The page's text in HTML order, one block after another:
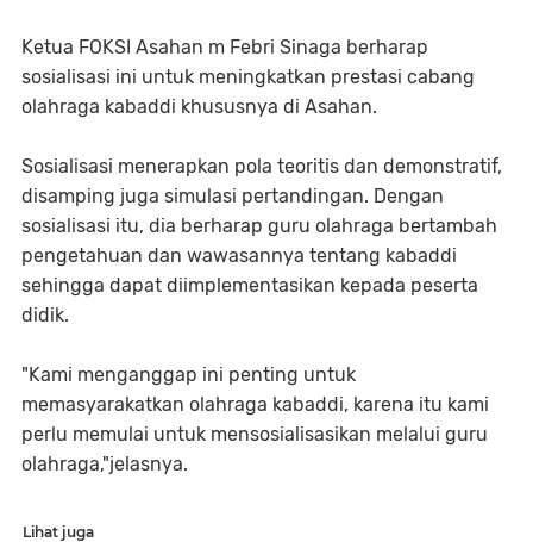
Ketua FOKSI Asahan m Febri Sinaga berharap
sosialisasi ini untuk meningkatkan prestasi cabang
olahraga kabaddi khususnya di Asahan.
Sosialisasi menerapkan pola teoritis dan demonstratif,
disamping juga simulasi pertandingan. Dengan
sosialisasi itu, dia berharap guru olahraga bertambah
pengetahuan dan wawasannya tentang kabaddi
sehingga dapat diimplementasikan kepada peserta
didik.
"Kami menganggap ini penting untuk
memasyarakatkan olahraga kabaddi, karena itu kami
perlu memulai untuk mensosialisasikan melalui guru
olahraga,"jelasnya.
Lihat juga